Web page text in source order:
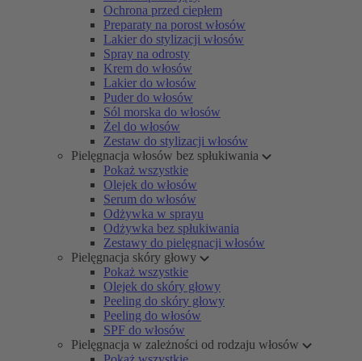
Ochrona przed ciepłem
Preparaty na porost włosów
Lakier do stylizacji włosów
Spray na odrosty
Krem do włosów
Lakier do włosów
Puder do włosów
Sól morska do włosów
Żel do włosów
Zestaw do stylizacji włosów
Pielęgnacja włosów bez spłukiwania
Pokaż wszystkie
Olejek do włosów
Serum do włosów
Odżywka w sprayu
Odżywka bez spłukiwania
Zestawy do pielęgnacji włosów
Pielęgnacja skóry głowy
Pokaż wszystkie
Olejek do skóry głowy
Peeling do skóry głowy
Peeling do włosów
SPF do włosów
Pielęgnacja w zależności od rodzaju włosów